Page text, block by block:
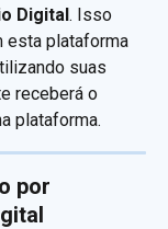
Digital. Isso
esta plataforma
suas
receberá o
plataforma.
por